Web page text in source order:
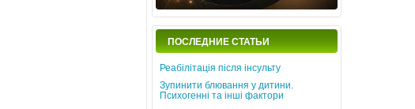
ПОСЛЕДНИЕ СТАТЬИ
Реабілітація після інсульту
Зупинити блювання у дитини.
Психогенні та інші фактори